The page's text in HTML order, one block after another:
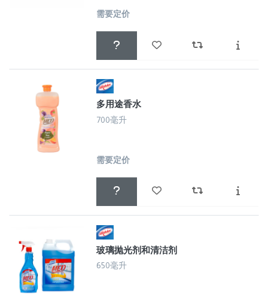
需要定价
多用途香水
700毫升
需要定价
玻璃抛光剂和清洁剂
650毫升